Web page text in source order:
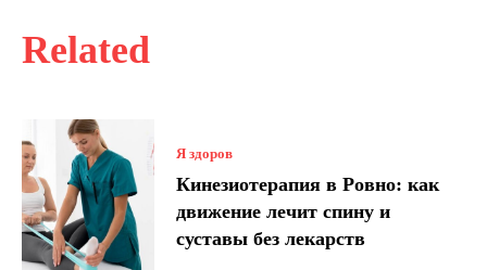
Related
Я здоров
Кинезиотерапия в Ровно: как
движение лечит спину и
суставы без лекарств